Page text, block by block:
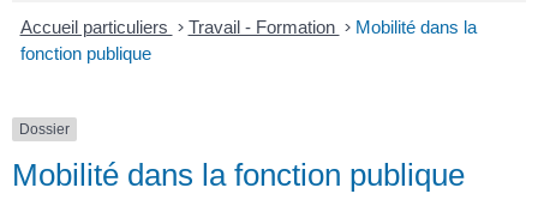
Accueil particuliers > Travail - Formation > Mobilité dans la
fonction publique
Dossier
Mobilité dans la fonction publique